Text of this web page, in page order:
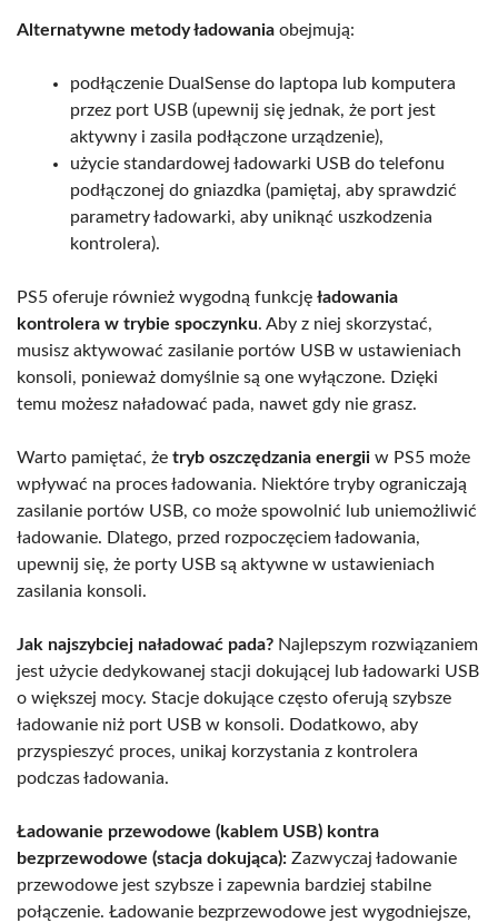
Alternatywne metody ładowania obejmują:
podłączenie DualSense do laptopa lub komputera
przez port USB (upewnij się jednak, że port jest
aktywny i zasila podłączone urządzenie),
użycie standardowej ładowarki USB do telefonu
podłączonej do gniazdka (pamiętaj, aby sprawdzić
parametry ładowarki, aby uniknąć uszkodzenia
kontrolera).
PS5 oferuje również wygodną funkcję ładowania
kontrolera w trybie spoczynku. Aby z niej skorzystać,
musisz aktywować zasilanie portów USB w ustawieniach
konsoli, ponieważ domyślnie są one wyłączone. Dzięki
temu możesz naładować pada, nawet gdy nie grasz.
Warto pamiętać, że tryb oszczędzania energii w PS5 może
wpływać na proces ładowania. Niektóre tryby ograniczają
zasilanie portów USB, co może spowolnić lub uniemożliwić
ładowanie. Dlatego, przed rozpoczęciem ładowania,
upewnij się, że porty USB są aktywne w ustawieniach
zasilania konsoli.
Jak najszybciej naładować pada? Najlepszym rozwiązaniem
jest użycie dedykowanej stacji dokującej lub ładowarki USB
o większej mocy. Stacje dokujące często oferują szybsze
ładowanie niż port USB w konsoli. Dodatkowo, aby
przyspieszyć proces, unikaj korzystania z kontrolera
podczas ładowania.
Ładowanie przewodowe (kablem USB) kontra
bezprzewodowe (stacja dokująca): Zazwyczaj ładowanie
przewodowe jest szybsze i zapewnia bardziej stabilne
połączenie. Ładowanie bezprzewodowe jest wygodniejsze,